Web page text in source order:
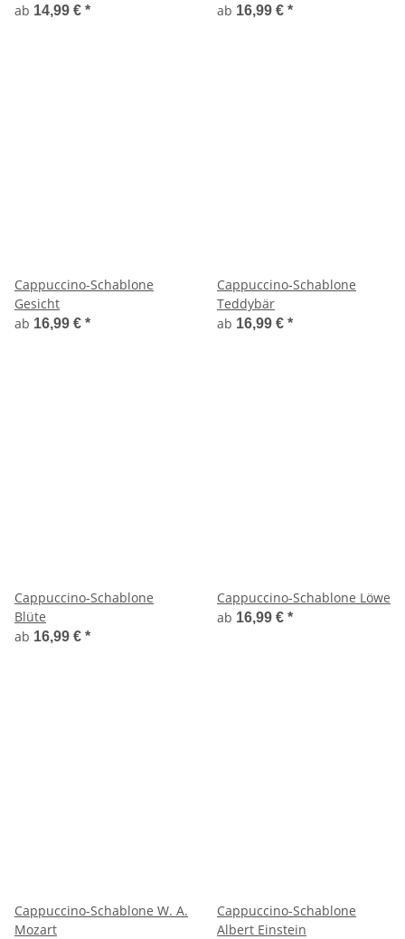
ab 14,99 € *
ab 16,99 € *
Cappuccino-Schablone
Gesicht
ab 16,99 € *
Cappuccino-Schablone
Teddybär
ab 16,99 € *
Cappuccino-Schablone
Blüte
ab 16,99 € *
Cappuccino-Schablone Löwe
ab 16,99 € *
Cappuccino-Schablone W. A.
Mozart
Cappuccino-Schablone
Albert Einstein